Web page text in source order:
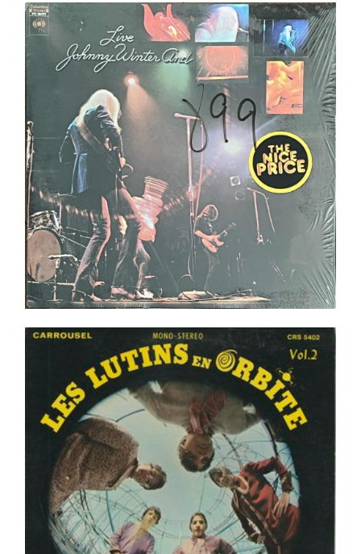
Johnny Winter And ‎– Live LP _ In shrink ! _ Top
Copie _ Pressing US
Ajouter au panier Détails
Les Lutins – Les Lutins En Orbite – Vol.2 LP _ Orig.
Can. 1968
Ajouter au panier Détails